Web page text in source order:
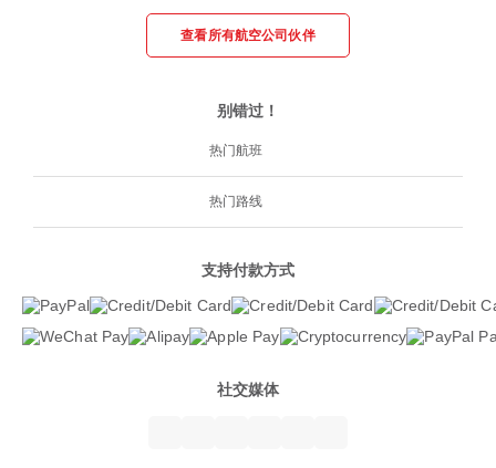
查看所有航空公司伙伴
别错过！
热门航班
热门路线
支持付款方式
社交媒体